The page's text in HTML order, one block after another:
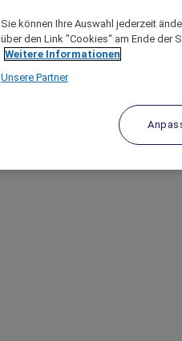
Sie können Ihre Auswahl jederzeit
über den Link "Cookies“ am Ende der
Weitere Informationen
Unsere Partner